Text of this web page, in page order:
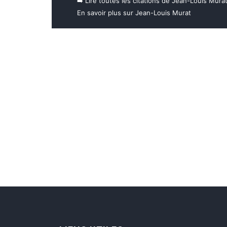
En savoir plus sur Jean-Louis Murat